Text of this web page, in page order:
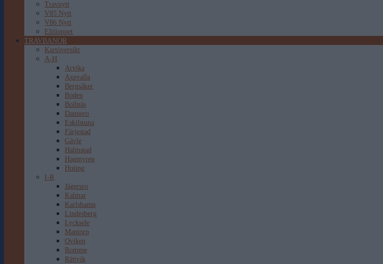
Travnytt
V85 Nytt
V86 Nytt
Elitloppet
TRAVBANOR
Kartöversikt
A-H
Arvika
Axevalla
Bergsåker
Boden
Bollnäs
Dannero
Eskilstuna
Färjestad
Gävle
Halmstad
Hagmyren
Hoting
I-R
Jägersro
Kalmar
Karlshamn
Lindesberg
Lycksele
Mantorp
Oviken
Romme
Rättvik